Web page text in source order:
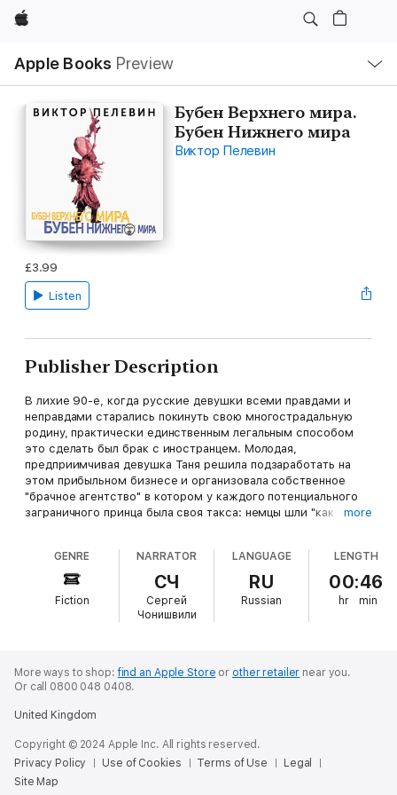
Apple
Apple Books Preview
Nav
Open
Menu
Бубен Верхнего мира.
Бубен Нижнего мира
Виктор Пелевин
£3.99
Listen
Publisher Description
В лихие 90-е, когда русские девушки всеми правдами и
неправдами старались покинуть свою многострадальную
родину, практически единственным легальным способом
это сделать был брак с иностранцем. Молодая,
предприимчивая девушка Таня решила подзаработать на
этом прибыльном бизнесе и организовала собственное
"брачное агентство" в котором у каждого потенциального
заграничного принца была своя такса: немцы шли "как
не одно "но": иностранцами этими были воскрешенные
солдаты, погибшие в ходе Великой отечественной войны.
Шаманка Тыймы находила их в нижнем мире и с помощью
своего бубна поднимала в мир живых из мира мертвых. Но
как понять, где проходит реальная граница между этими
обозначением того, что непрерывно происходит с нами в
жизни? Не является ли жизнь умиранием, а смерть – его
Нижнего мира", "Бубен Верхнего мира".
© Виктор Пелевин
more
GENRE
Fiction
NARRATOR
СЧ
Сергей
Чонишвили
LANGUAGE
RU
Russian
LENGTH
00:46
hr min
More ways to shop:find an Apple Store or other retailer near you.
Or call 0800 048 0408.
United Kingdom
Copyright © 2024 Apple Inc. All rights reserved.
Privacy Policy
Use of Cookies Terms of Use
Legal
Site Map